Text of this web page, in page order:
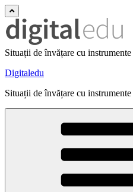
Situații de învățare cu
Digitaledu
Situații de învățare cu